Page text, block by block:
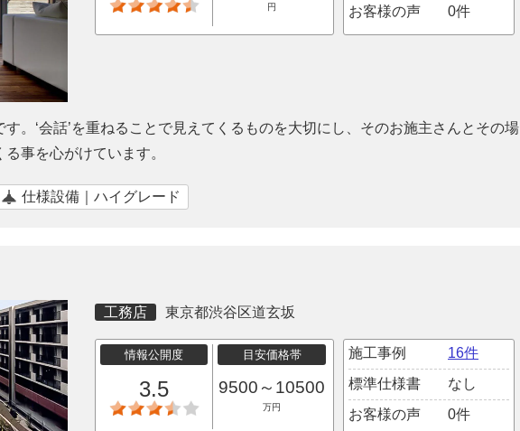
円
お客様の声
0件
。‘会話’を重ねることで見えてくるものを大切にし、そのお施主さんとその場
事を心がけています。
仕様設備｜ハイグレード
工務店 東京都渋谷区道玄坂
情報公開度
3.5
目安価格帯
9500～10500
万円
施工事例
16件
標準仕様書
なし
お客様の声
0件